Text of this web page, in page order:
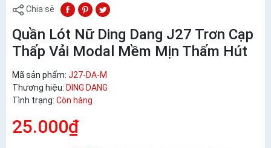
Chia sẻ
Quần Lót Nữ Ding Dang J27 Trơn Cạp
Thấp Vải Modal Mềm Mịn Thấm Hút
Mã sản phẩm: J27-DA-M
Thương hiệu: DING DANG
Tình trạng: Còn hàng
25.000₫